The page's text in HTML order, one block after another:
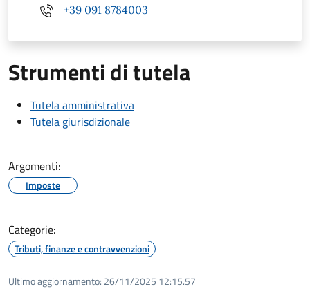
+39 091 8784003
Strumenti di tutela
Tutela amministrativa
Tutela giurisdizionale
Argomenti:
Imposte
Categorie:
Tributi, finanze e contravvenzioni
Ultimo aggiornamento: 26/11/2025 12:15.57